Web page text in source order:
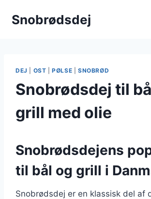
Snobrødsdej
DEJ OST |PØLSE SNOBRØD
Snobrødsdej til
grill med olie
Snobrødsdejens
til bål og grill i
Snobrødsdej er en klassisk del af